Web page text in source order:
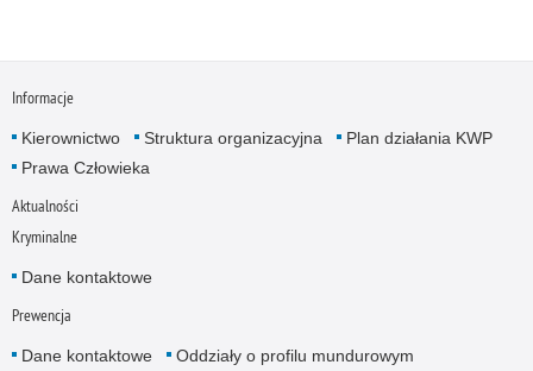
Informacje
Kierownictwo Struktura organizacyjna
Plan działania KWP
Prawa Człowieka
Aktualności
Kryminalne
Dane kontaktowe
Prewencja
Dane kontaktowe Oddziały o profilu mundurowym